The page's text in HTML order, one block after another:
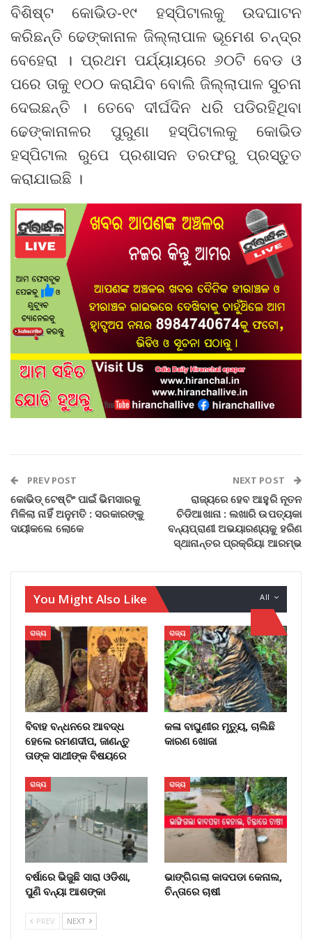
ବିଶିଷ୍ଟ କୋଭିଡ-୧୯ ହସ୍ପିଟାଲକୁ ଉଦଘାଟନ
କରିଛନ୍ତି ଢେଙ୍କାନାଳ ଜିଲ୍ଲାପାଳ ଭୂମେଶ ଚନ୍ଦ୍ର
ବେହେରା । ପ୍ରଥମ ପର୍ଯ୍ୟାୟରେ ୬୦ଟି ବେଡ ଓ
ପରେ ତାକୁ ୧୦୦ କରାଯିବ ବୋଲି ଜିଲ୍ଲାପାଳ ସୁଚନା
ଦେଇଛନ୍ତି । ତେବେ ଦୀର୍ଘଦିନ ଧରି ପଡିରହିଥିବା
ଢେଙ୍କାନାଳର ପୁରୁଣା ହସ୍ପିଟାଲକୁ କୋଭିଡ
ହସ୍ପିଟାଲ ରୁପେ ପ୍ରଶାସନ ତରଫରୁ ପ୍ରସ୍ତୁତ
କରାଯାଇଛି ।
PREV POST
କୋଭିଡ୍ ଟେଷ୍ଟିଂ ପାଇଁ ଭିମସାରକୁ
ମିଳିଲା ନାହିଁ ଅନୁମତି : ସରକାରଙ୍କୁ
ଦାୟୀକଲେ ଲୋକେ
NEXT POST
ରାଜ୍ୟରେ ହେବ ଆହୁରି ନୂତନ
ଚିଡିଆଖାନା : ଲଖାରି ଉପତ୍ୟକା
ବନ୍ୟପ୍ରାଣୀ ଅଭୟାରଣ୍ୟକୁ ହରିଣ
ସ୍ଥାନାନ୍ତର ପ୍ରକ୍ରିୟା ଆରମ୍ଭ
All
You Might Also Like
ରାଜ୍ୟ
ବିବାହ ବନ୍ଧନରେ ଆବଦ୍ଧ
ହେଲେ ରମଣଦୀପ, ଜାଣନ୍ତୁ
ତାଙ୍କ ସାଥୀଙ୍କ ବିଷୟରେ
ରାଜ୍ୟ
କଳା ବାଘୁଣୀର ମୃତ୍ୟୁ, ଚାଲିଛି
କାରଣ ଖୋଜା
ରାଜ୍ୟ
ବର୍ଷାରେ ଭିଜୁଛି ସାରା ଓଡିଶା,
ପୁଣି ବନ୍ୟା ଆଶଙ୍କା
ରାଜ୍ୟ
ଭାଙ୍ଗିଗଲା କାଦପଡା କେନାଲ,
ଚିନ୍ତାରେ ଚାଷୀ
PREV NEXT